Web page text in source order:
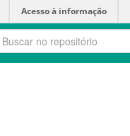
Acesso à informação